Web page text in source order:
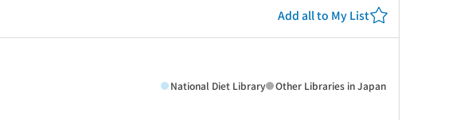
Add all to My List
National Diet Library Other Libraries in Japan